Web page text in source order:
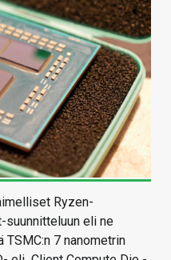
Ryzen-
eli ne
7 nanometrin